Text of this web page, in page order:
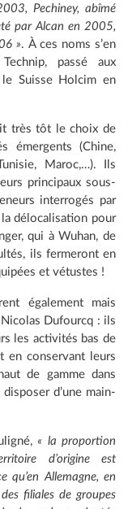
Pechiney, abîmé
par Alcan en 2005,
». À ces noms s’en
passé aux
Suisse Holcim en
très tôt le choix de
émergents (Chine,
Maroc,…). Ils
principaux sous-
interrogés par
délocalisation pour
qui à Wuhan, de
ils fermeront en
et vétustes !
également mais
Dufourcq : ils
les activités bas de
en conservant leurs
de gamme dans
d’une main-
« la proportion
d’origine est
qu’en Allemagne, en
filiales de groupes